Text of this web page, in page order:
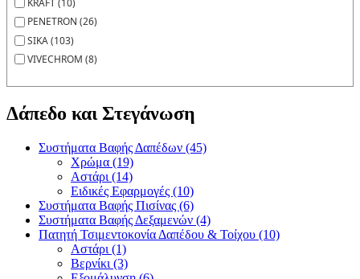
KRAFT (10)
PENETRON (26)
SIKA (103)
VIVECHROM (8)
Δάπεδο και Στεγάνωση
Συστήματα Βαφής Δαπέδων (45)
Χρώμα (19)
Αστάρι (14)
Ειδικές Εφαρμογές (10)
Συστήματα Βαφής Πισίνας (6)
Συστήματα Βαφής Δεξαμενών (4)
Πατητή Τσιμεντοκονία Δαπέδου & Τοίχου (10)
Αστάρι (1)
Βερνίκι (3)